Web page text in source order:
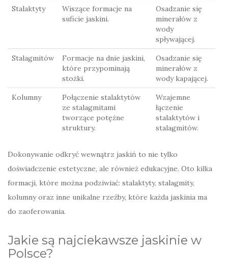
Stalaktyty
Wiszące formacje na
suficie jaskini.
Osadzanie się
minerałów z
wody
spływającej.
Stalagmitów
Formacje na dnie jaskini,
które przypominają
stożki.
Osadzanie się
minerałów z
wody kapającej.
Kolumny
Połączenie stalaktytów
ze stalagmitami
tworzące potężne
struktury.
Wzajemne
łączenie
stalaktytów i
stalagmitów.
Dokonywanie odkryć wewnątrz jaskiń to nie tylko
doświadczenie estetyczne, ale również edukacyjne. Oto kilka
formacji, które można podziwiać: stalaktyty, stalagmity,
kolumny oraz inne unikalne rzeźby, które każda jaskinia ma
do zaoferowania.
Jakie są najciekawsze jaskinie w
Polsce?